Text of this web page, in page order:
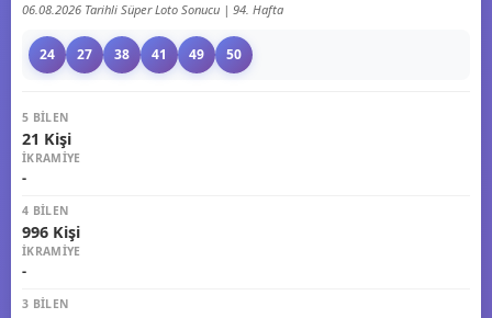
06.08.2026 Tarihli Süper Loto Sonucu | 94. Hafta
24 27 38 41 49 50
5 BILEN
21 Kişi
İKRAMIYE
-
4 BILEN
996 Kişi
İKRAMIYE
-
3 BILEN